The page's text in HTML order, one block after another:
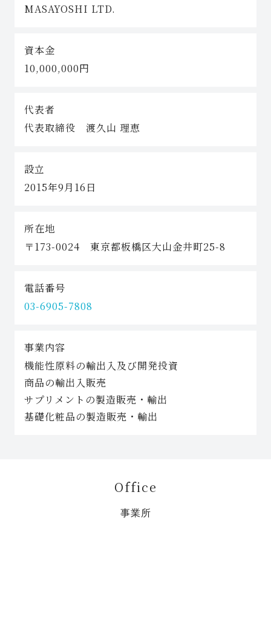
MASAYOSHI LTD.
資本金
10,000,000円
代表者
代表取締役 渡久山 理恵
設立
2015年9月16日
所在地
〒173-0024 東京都板橋区大山金井町25-8
電話番号
03-6905-7808
事業内容
機能性原料の輸出入及び開発投資
商品の輸出入販売
サプリメントの製造販売・輸出
基礎化粧品の製造販売・輸出
Office
事業所